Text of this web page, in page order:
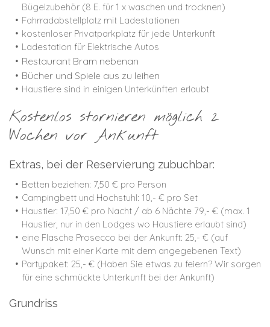
Bügelzubehör (8 E. für 1 x waschen und trocknen)
Fahrradabstellplatz mit Ladestationen
kostenloser Privatparkplatz für jede Unterkunft
Ladestation für Elektrische Autos
Restaurant Bram nebenan
Bücher und Spiele aus zu leihen
Haustiere sind in einigen Unterkünften erlaubt
Kostenlos stornieren möglich 2
Wochen vor Ankunft
Extras, bei der Reservierung zubuchbar:
Betten beziehen: 7,50 € pro Person
Campingbett und Hochstuhl: 10,- € pro Set
Haustier: 17,50 € pro Nacht / ab 6 Nächte 79,- € (max. 1
Haustier, nur in den Lodges wo Haustiere erlaubt sind)
eine Flasche Prosecco bei der Ankunft: 25,- € (auf
Wunsch mit einer Karte mit dem angegebenen Text)
Partypaket: 25,- € (Haben Sie etwas zu feiern? Wir sorgen
für eine schmückte Unterkunft bei der Ankunft)
Grundriss